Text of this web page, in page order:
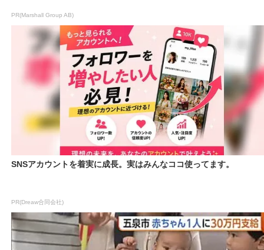
PR(Marshall Group AB)
SNSアカウントを着実に成長。実はみんなココ使ってます。
PR(Dreaw合同会社)